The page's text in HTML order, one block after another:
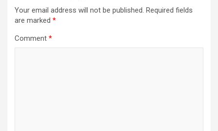
Your email address will not be published. Required fields
are marked *
Comment *